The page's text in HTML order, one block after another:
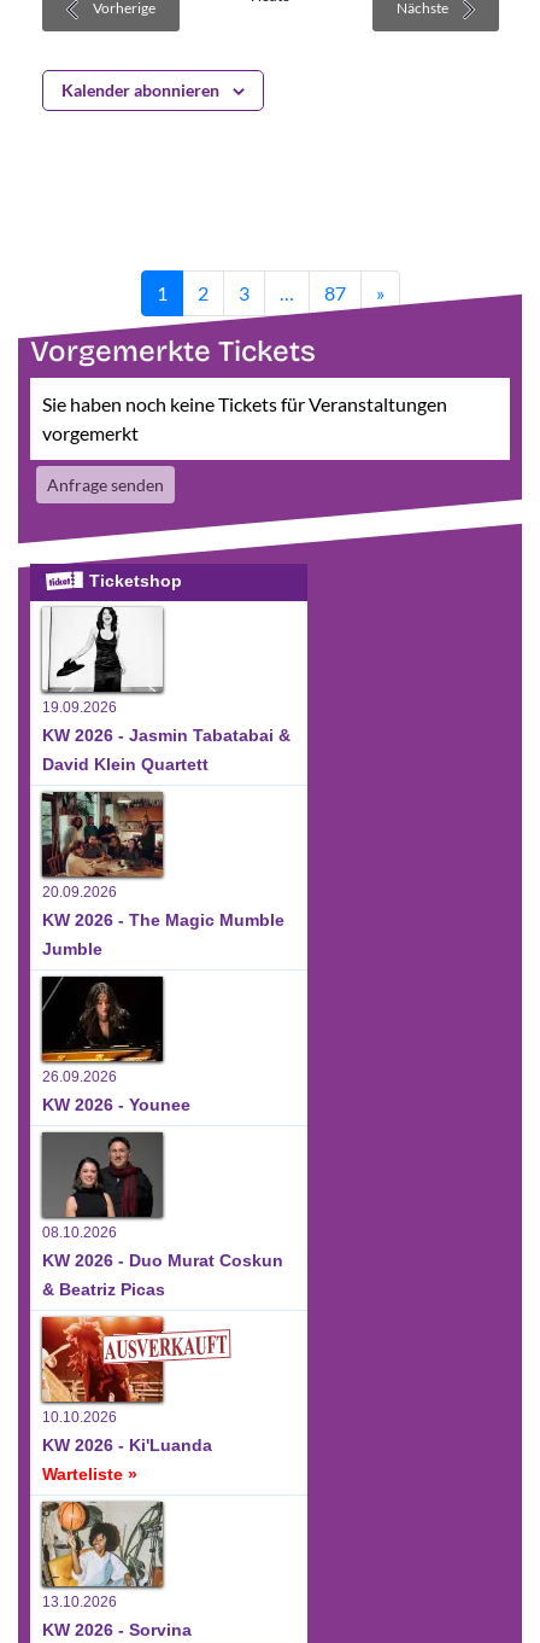
VorherigeVeranstaltungen Nächste
Kalender abonnieren
1 2 3 87 »
Vorgemerkte Tickets
Sie haben noch keine Tickets für Veranstaltungen
vorgemerkt
Anfrage senden
Ticketshop
19.09.2026
KW 2026 - Jasmin Tabatabai &
David Klein Quartett
20.09.2026
KW 2026 - The Magic Mumble
Jumble
26.09.2026
KW 2026 - Younee
08.10.2026
KW 2026 - Duo Murat Coskun
& Beatriz Picas
10.10.2026
KW 2026 - Ki'Luanda
Warteliste »
13.10.2026
KW 2026 - Sorvina